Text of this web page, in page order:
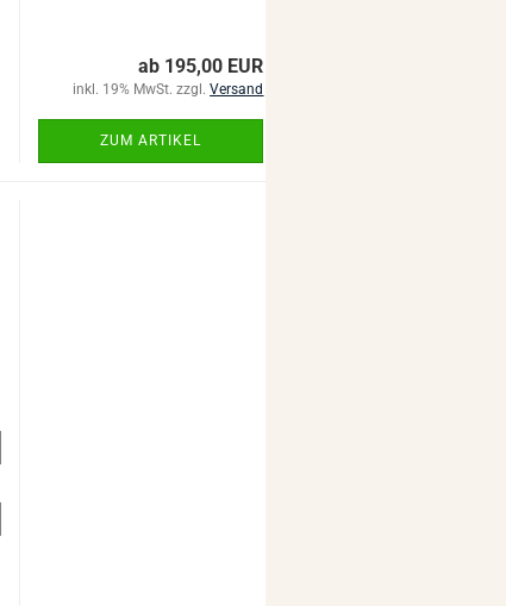
ab 195,00 EUR
inkl. 19% MwSt. zzgl.Versand
ZUM ARTIKEL